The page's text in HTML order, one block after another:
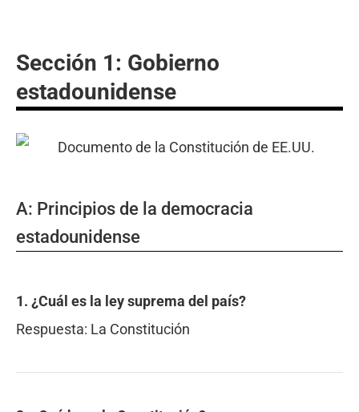
Sección 1: Gobierno
estadounidense
A: Principios de la democracia
estadounidense
1. ¿Cuál es la ley suprema del país?
Respuesta: La Constitución